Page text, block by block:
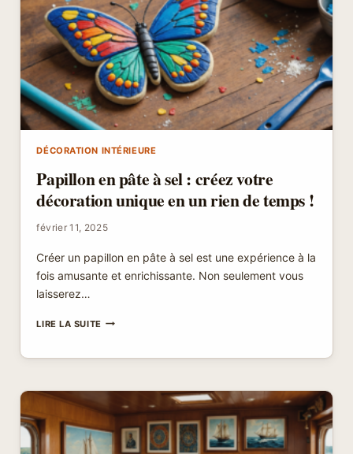
DÉCORATION INTÉRIEURE
Papillon en pâte à sel : créez votre
décoration unique en un rien de temps !
février 11, 2025
Créer un papillon en pâte à sel est une expérience à la
fois amusante et enrichissante. Non seulement vous
laisserez…
LIRE LA SUITEPAPILLON
À
:
CRÉEZ
VOTRE
DÉCORATION
UNIQUE